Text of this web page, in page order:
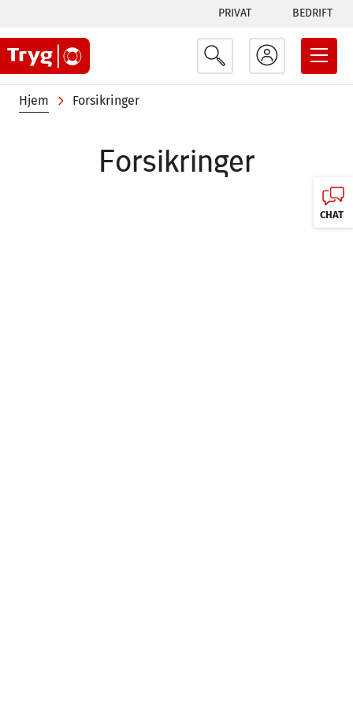
hovedinnhold
Tabs
menu
PRIVAT BEDRIFT
Navigasjonssti
Hjem Forsikringer
Forsikringer
CHAT